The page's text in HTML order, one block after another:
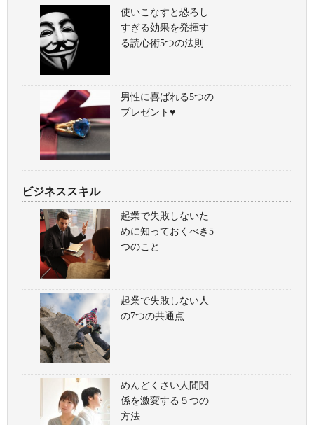
使いこなすと恐ろし
すぎる効果を発揮す
る読心術5つの法則
男性に喜ばれる5つの
プレゼント♥
ビジネススキル
起業で失敗しないた
めに知っておくべき5
つのこと
起業で失敗しない人
の7つの共通点
めんどくさい人間関
係を激変する５つの
方法